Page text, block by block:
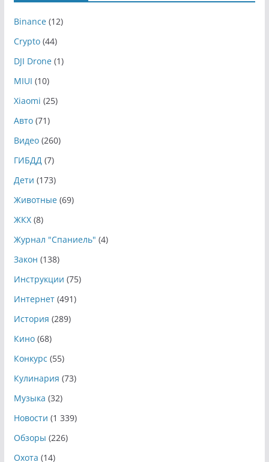
Binance(12)
Crypto(44)
DJI Drone(1)
MIUI (10)
Xiaomi (25)
Авто(71)
Видео(260)
ГИБДД(7)
Дети (173)
Животные(69)
ЖКХ(8)
Журнал "Спаниель" (4)
Закон (138)
Инструкции (75)
Интернет(491)
История (289)
Кино(68)
Конкурс (55)
Кулинария (73)
Музыка (32)
Новости (1 339)
Обзоры (226)
Охота (14)